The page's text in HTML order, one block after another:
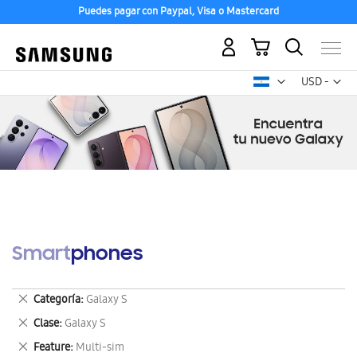
Puedes pagar con Paypal, Visa o Mastercard
USD -
dólar
Mi carrito
Smartphones
Categoría Galaxy S
Eliminar
este
artículo
Clase Galaxy S
Eliminar
este
Feature Multi-sim
Eliminar